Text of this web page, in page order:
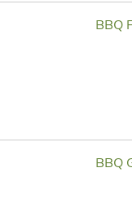
BBQ
BBQ